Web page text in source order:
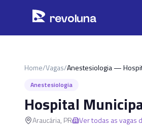
revoluna
Home/Vagas/Anestesiologia —
Anestesiologia
Hospital
Araucária, PR Ver todas as vagas